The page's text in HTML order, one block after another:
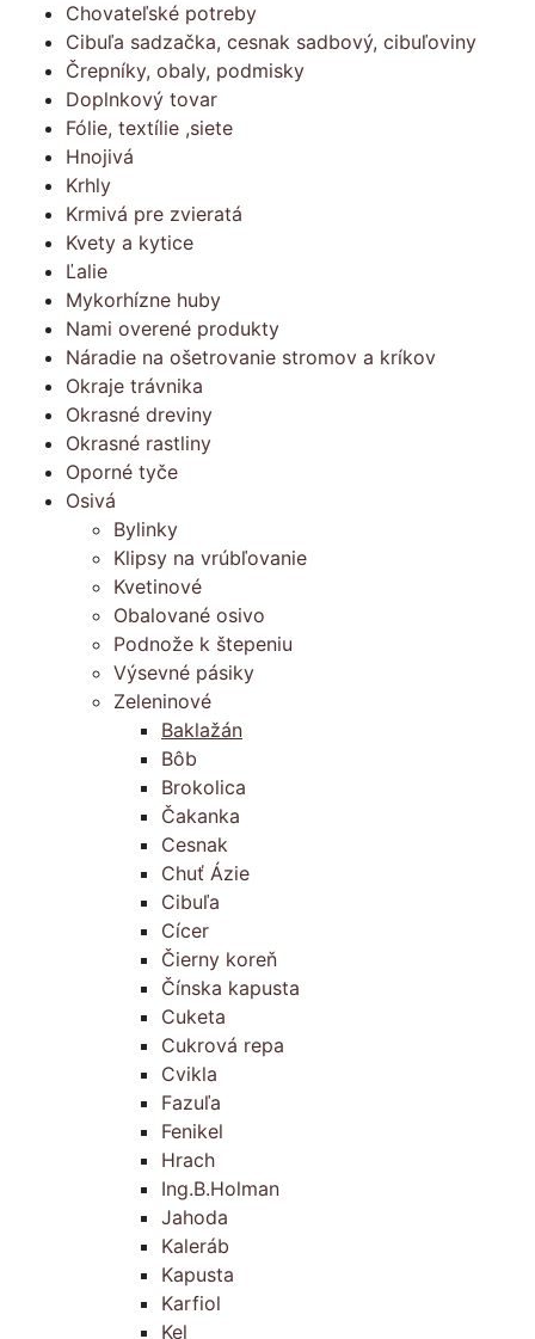
Chovateľské potreby
Cibuľa sadzačka, cesnak sadbový, cibuľoviny
Črepníky, obaly, podmisky
Doplnkový tovar
Fólie, textílie ,siete
Hnojivá
Krhly
Krmivá pre zvieratá
Kvety a kytice
Ľalie
Mykorhízne huby
Nami overené produkty
Náradie na ošetrovanie stromov a kríkov
Okraje trávnika
Okrasné dreviny
Okrasné rastliny
Oporné tyče
Osivá
Bylinky
Klipsy na vrúbľovanie
Kvetinové
Obalované osivo
Podnože k štepeniu
Výsevné pásiky
Zeleninové
Baklažán
Bôb
Brokolica
Čakanka
Cesnak
Chuť Ázie
Cibuľa
Cícer
Čierny koreň
Čínska kapusta
Cuketa
Cukrová repa
Cvikla
Fazuľa
Fenikel
Hrach
Ing.B.Holman
Jahoda
Kaleráb
Kapusta
Karfiol
Kel